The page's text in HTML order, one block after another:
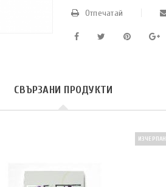
Отпечатай
СВЪРЗАНИ ПРОДУКТИ
ИЗЧЕРПАН